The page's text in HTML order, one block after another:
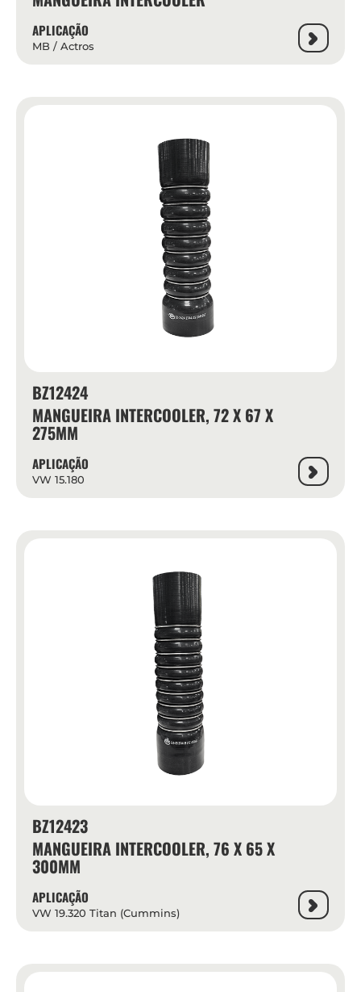
APLICAÇÃO
MB / Actros
BZ12424
MANGUEIRA INTERCOOLER, 72 X 67 X
275MM
APLICAÇÃO
VW 15.180
BZ12423
MANGUEIRA INTERCOOLER, 76 X 65 X
300MM
APLICAÇÃO
VW 19.320 Titan (Cummins)